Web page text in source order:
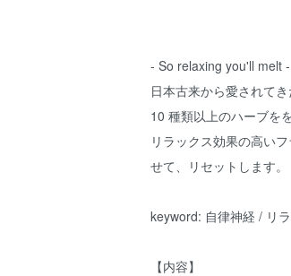
- So relaxing you'll melt -
日本古来から愛されて
10 種類以上のハーブを
リラックス効果の高い
せて、リセットします。
keyword: 自律神経 / リ
【内容】